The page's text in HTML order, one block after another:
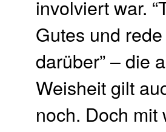
involviert war.
Gutes und rede
darüber” – die
Weisheit gilt
noch. Doch mit